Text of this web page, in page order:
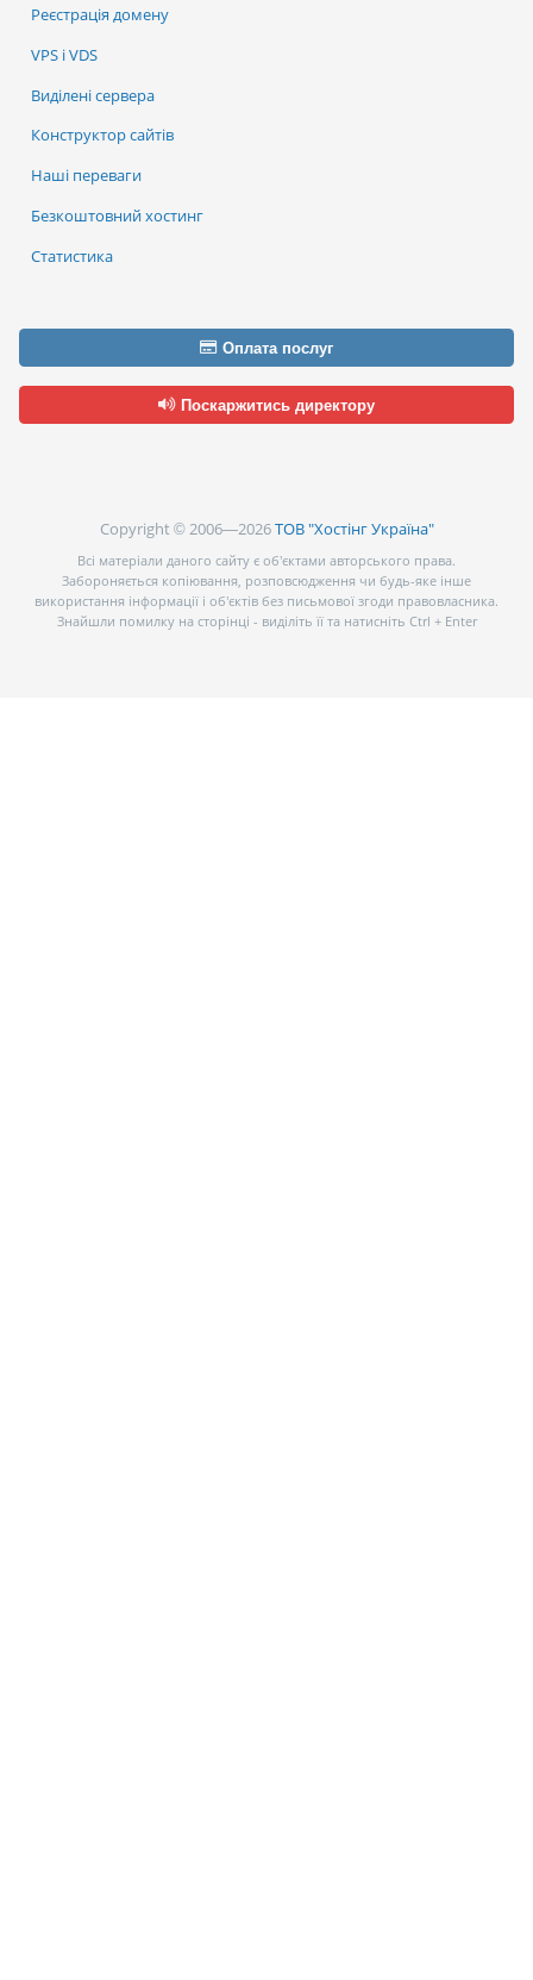
Реєстрація домену
VPS і VDS
Виділені сервера
Конструктор сайтів
Наші переваги
Безкоштовний хостинг
Статистика
Оплата послуг
Поскаржитись директору
Copyright © 2006—2026ТОВ "Хостінг Україна"
Всі матеріали даного сайту є об’єктами авторського права.
Забороняється копіювання, розповсюдження чи будь-яке інше
використання інформації і об’єктів без письмової згоди правовласника.
Знайшли помилку на сторінці - виділіть її та натисніть Ctrl + Enter